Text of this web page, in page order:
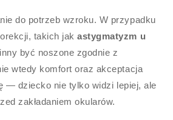
do potrzeb wzroku. W przypadku
takich jakastygmatyzm u
być noszone zgodnie z
wtedy komfort oraz akceptacja
— dziecko nie tylko widzi lepiej, ale
zakładaniem okularów.